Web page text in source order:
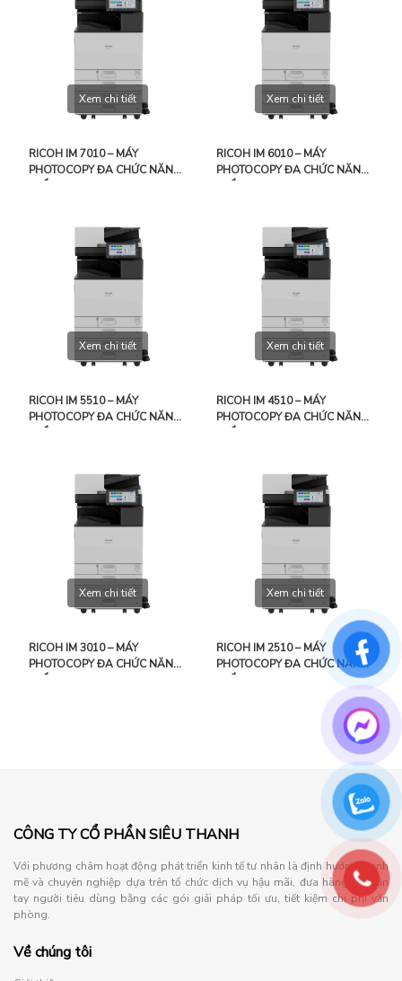
Xem chi tiết
RICOH IM 7010 – MÁY
PHOTOCOPY ĐA CHỨC NĂNG
Xem chi tiết
RICOH IM 6010 – MÁY
PHOTOCOPY ĐA CHỨC NĂNG
Xem chi tiết
RICOH IM 5510 – MÁY
PHOTOCOPY ĐA CHỨC NĂNG
Xem chi tiết
RICOH IM 4510 – MÁY
PHOTOCOPY ĐA CHỨC NĂNG
Xem chi tiết
RICOH IM 3010 – MÁY
PHOTOCOPY ĐA CHỨC NĂNG
Xem chi tiết
RICOH IM 2510 – MÁY
PHOTOCOPY ĐA CHỨC NĂNG
CÔNG TY CỔ PHẦN SIÊU THANH
Với phương châm hoạt động phát triển kinh tế tư nhân là định hướng mạnh
mẽ và chuyên nghiệp dựa trên tổ chức dịch vụ hậu mãi, đưa hàng đến tận
tay người tiêu dùng bằng các gói giải pháp tối ưu, tiết kiệm chi phí văn
phòng.
Về chúng tôi